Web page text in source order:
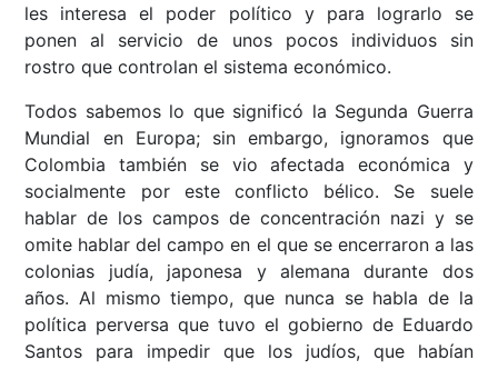
les interesa el poder político y para lograrlo se
ponen al servicio de unos pocos individuos sin
rostro que controlan el sistema económico.
Todos sabemos lo que significó la Segunda Guerra
Mundial en Europa; sin embargo, ignoramos que
Colombia también se vio afectada económica y
socialmente por este conflicto bélico. Se suele
hablar de los campos de concentración nazi y se
omite hablar del campo en el que se encerraron a las
colonias judía, japonesa y alemana durante dos
años. Al mismo tiempo, que nunca se habla de la
política perversa que tuvo el gobierno de Eduardo
Santos para impedir que los judíos, que habían